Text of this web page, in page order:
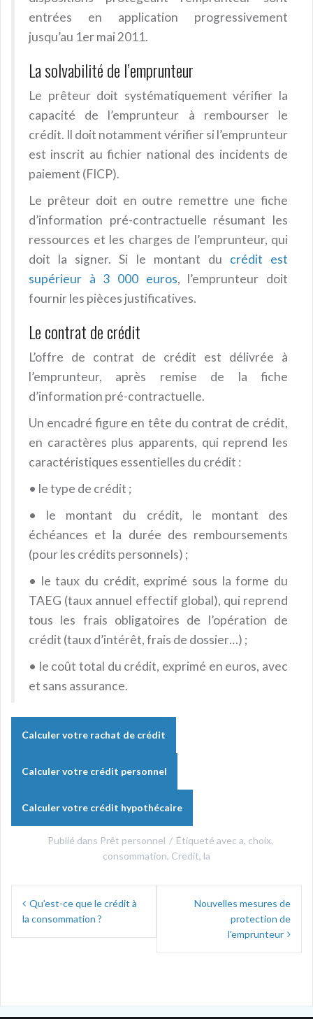
entrées en application progressivement
jusqu’au 1er mai 2011.
La solvabilité de l’emprunteur
Le prêteur doit systématiquement vérifier la
capacité de l’emprunteur à rembourser le
crédit. Il doit notamment vérifier si l’emprunteur
est inscrit au fichier national des incidents de
paiement (FICP).
Le prêteur doit en outre remettre une fiche
d’information pré-contractuelle résumant les
ressources et les charges de l’emprunteur, qui
doit la signer. Si le montant du crédit est
supérieur à 3 000 euros, l’emprunteur doit
fournir les pièces justificatives.
Le contrat de crédit
L’offre de contrat de crédit est délivrée à
l’emprunteur, après remise de la fiche
d’information pré-contractuelle.
Un encadré figure en tête du contrat de crédit,
en caractères plus apparents, qui reprend les
caractéristiques essentielles du crédit :
• le type de crédit ;
• le montant du crédit, le montant des
échéances et la durée des remboursements
(pour les crédits personnels) ;
• le taux du crédit, exprimé sous la forme du
TAEG (taux annuel effectif global), qui reprend
tous les frais obligatoires de l’opération de
crédit (taux d’intérêt, frais de dossier…) ;
• le coût total du crédit, exprimé en euros, avec
et sans assurance.
Calculer votre rachat de crédit
Calculer votre crédit personnel
Calculer votre crédit hypothécaire
Publié dans Prêt personnel Étiqueté avec a, choix,
consommation, Credit, la
Navigation
deQu’est-ce que le crédit à
la consommation ?
Nouvelles mesures de
protection de
l’emprunteur